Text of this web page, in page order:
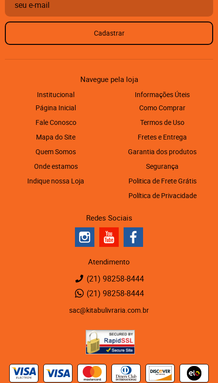
Cadastrar
Navegue pela loja
Institucional
Página Inicial
Fale Conosco
Mapa do Site
Quem Somos
Onde estamos
Indique nossa Loja
Informações Úteis
Como Comprar
Termos de Uso
Fretes e Entrega
Garantia dos produtos
Segurança
Politica de Frete Grátis
Política de Privacidade
Redes Sociais
Atendimento
(21) 98258-8444
(21) 98258-8444
sac@kitabulivraria.com.br